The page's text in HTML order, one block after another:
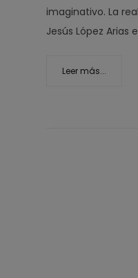
imaginativo. La
Jesús López Arias
Leer más...